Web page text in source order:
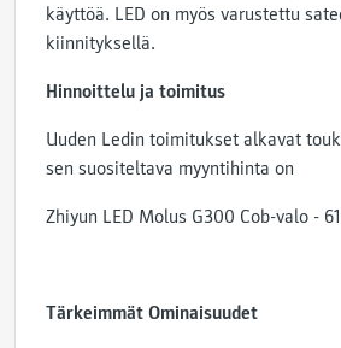
käyttöä. LED on myös varustettu
kiinnityksellä.
Hinnoittelu ja toimitus
Uuden Ledin toimitukset alkavat
sen suositeltava myyntihinta on
Zhiyun LED Molus G300 Cob-valo -
Tärkeimmät Ominaisuudet